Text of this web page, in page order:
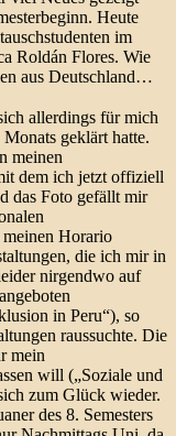
Heute
im
Roldán Flores. Wie
aus Deutschland…
allerdings für mich
geklärt hatte.
meinen
dem ich jetzt offiziell
das Foto gefällt mir
meinen Horario
die ich mir in
nirgendwo auf
in Peru“), so
raussuchte. Die
mein
will („Soziale und
zum Glück wieder.
des 8. Semesters